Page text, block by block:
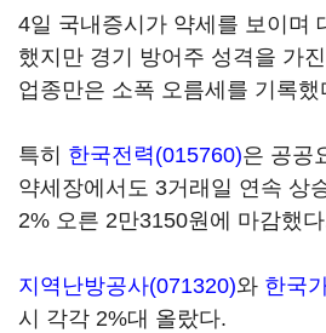
4일 국내증시가 약세를 보이며
했지만 경기 방어주 성격을 가
업종만은 소폭 오름세를 기록했
특히 한국전력(015760)은 공공
약세장에서도 3거래일 연속 상
2% 오른 2만3150원에 마감했
지역난방공사(071320)와 한국
시 각각 2%대 올랐다.